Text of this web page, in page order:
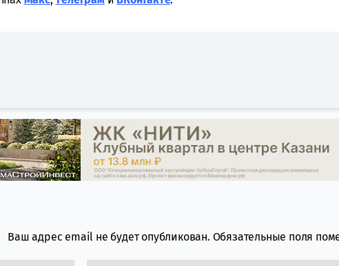
Ваш адрес email не будет опубликован. Обязательные поля